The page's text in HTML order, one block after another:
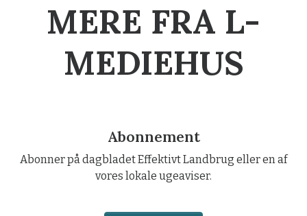
MERE FRA L-
MEDIEHUS
Abonnement
Abonner på dagbladet Effektivt Landbrug eller en af
vores lokale ugeaviser.